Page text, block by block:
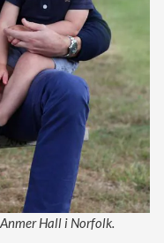
Hall i Norfolk.